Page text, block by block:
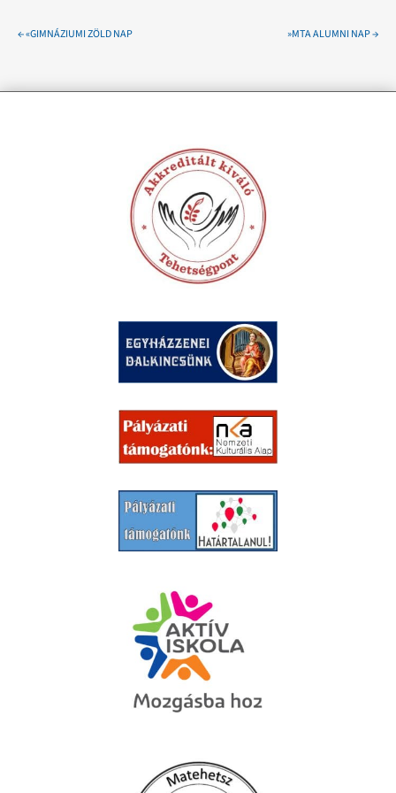
←«GIMNÁZIUMI ZÖLD NAP »MTA ALUMNI NAP→